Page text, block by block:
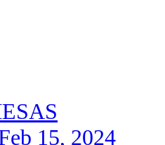
15, 2024